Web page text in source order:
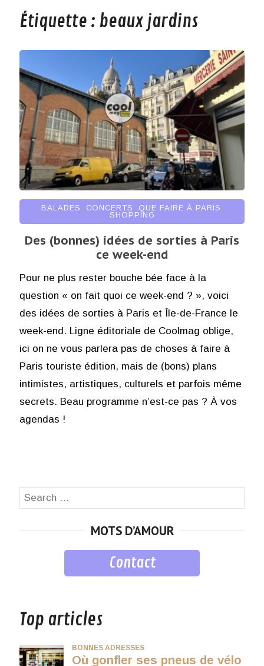
Étiquette : beaux jardins
BALADES CONCERTS QUE FAIRE À PARIS
SHOPPING
Des (bonnes) idées de sorties à Paris
ce week-end
Pour ne plus rester bouche bée face à la
question « on fait quoi ce week-end ? », voici
des idées de sorties à Paris et Île-de-France le
week-end. Ligne éditoriale de Coolmag oblige,
ici on ne vous parlera pas de choses à faire à
Paris touriste édition, mais de (bons) plans
intimistes, artistiques, culturels et parfois même
secrets. Beau programme n’est-ce pas ? À vos
agendas !
Search
MOTS D’AMOUR
Contact
Top articles